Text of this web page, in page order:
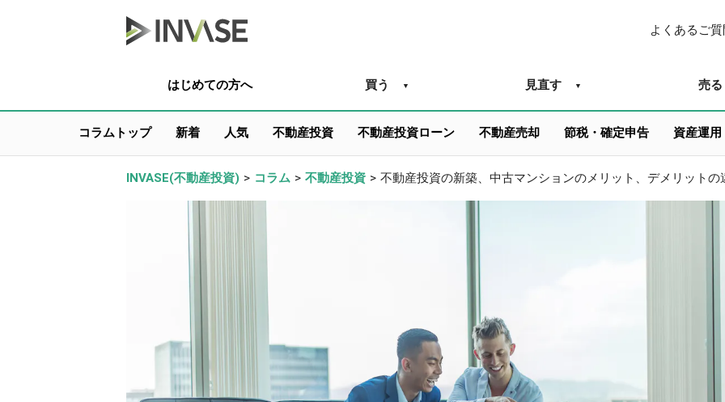
よくあるご質
はじめての方へ 買う 見直す 売る
コラムトップ 新着 人気 不動産投資 不動産投資ローン 不動産売却 節税・確定申告 資産運用
INVASE(不動産投資) > コラム > 不動産投資 > 不動産投資の新築、中古マンションのメリット、デメリットの